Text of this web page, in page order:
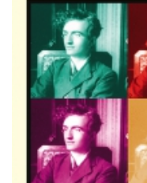
e decenni: le purghe